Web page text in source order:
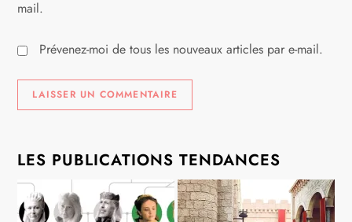
mail.
Prévenez-moi de tous les nouveaux articles par e-mail.
LES PUBLICATIONS TENDANCES